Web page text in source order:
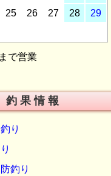
25 26 27 28
29
で営業
釣 果 情 報
り
釣り